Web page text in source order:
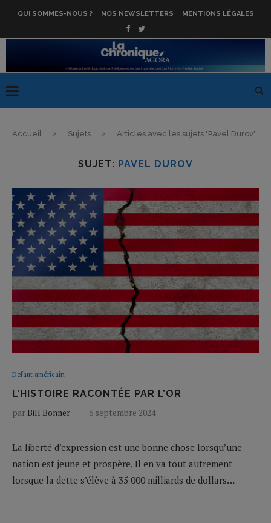
QUI SOMMES-NOUS ? NOS NEWSLETTERS MENTIONS LÉGALES
Accueil Sujets Articles avec les sujets "Pavel Durov"
SUJET: PAVEL DUROV
Defaut américain
L’HISTOIRE RACONTÉE PAR L’OR
par Bill Bonner 6 septembre 2024
La liberté d’expression est une bonne chose lorsqu’une
nation est jeune et prospère. Il en va tout autrement
lorsque la dette s’élève à 35 000 milliards de dollars…